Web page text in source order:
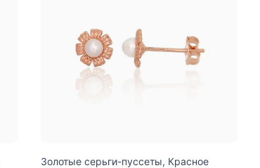
Золотые серьги-пуссеты, Красное